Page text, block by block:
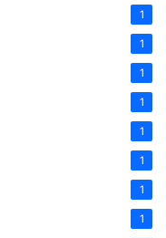
1
1
1
1
1
1
1
1